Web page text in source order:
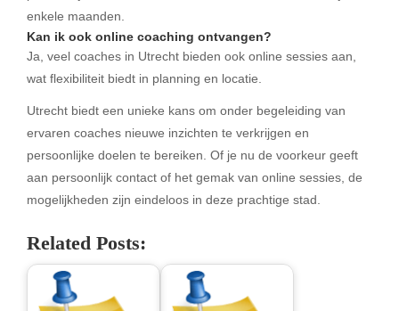
enkele maanden.
Kan ik ook online coaching ontvangen?
Ja, veel coaches in Utrecht bieden ook online sessies aan,
wat flexibiliteit biedt in planning en locatie.
Utrecht biedt een unieke kans om onder begeleiding van
ervaren coaches nieuwe inzichten te verkrijgen en
persoonlijke doelen te bereiken. Of je nu de voorkeur geeft
aan persoonlijk contact of het gemak van online sessies, de
mogelijkheden zijn eindeloos in deze prachtige stad.
Related Posts: